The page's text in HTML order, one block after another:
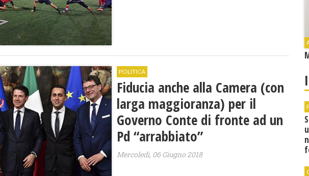
POLITICA
Fiducia anche alla Camera (con
larga maggioranza) per il
Governo Conte di fronte ad un
Pd “arrabbiato”
Mercoledì, 06 Giugno 2018